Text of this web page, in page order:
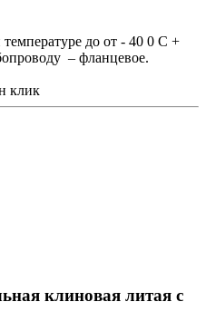
до от - 40 0 С +
– фланцевое.
клик
клиновая литая с